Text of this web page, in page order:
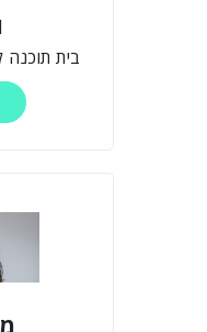
בית תוכנה